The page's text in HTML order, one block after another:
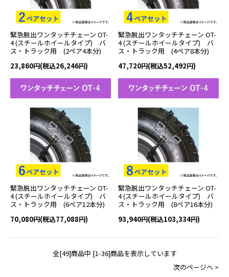
緊急脱出ワンタッチチェーン OT-
4 (スチールホイールタイプ) バ
ス・トラック用 (2ペア4本分)
23,860円(税込26,246円)
緊急脱出ワンタッチチェーン OT-
4 (スチールホイールタイプ) バ
ス・トラック用 (4ペア8本分)
47,720円(税込52,492円)
緊急脱出ワンタッチチェーン OT-
4 (スチールホイールタイプ) バ
ス・トラック用 (6ペア12本分)
70,080円(税込77,088円)
緊急脱出ワンタッチチェーン OT-
4 (スチールホイールタイプ) バ
ス・トラック用 (8ペア16本分)
93,940円(税込103,334円)
全[49]商品中 [1-36]商品を表示しています
次のページへ >